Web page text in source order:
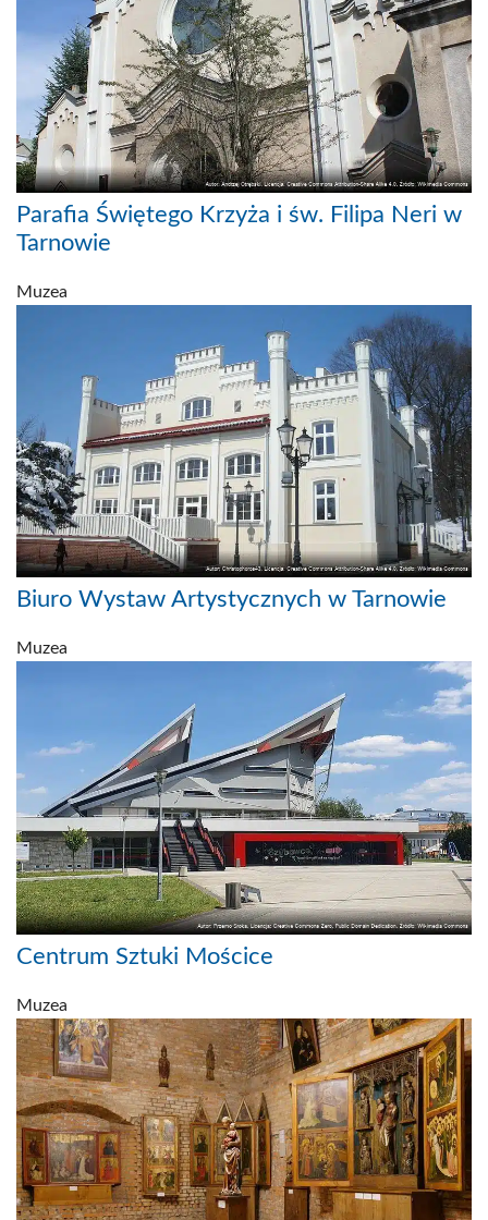
Parafia Świętego Krzyża i św. Filipa Neri w
Tarnowie
Muzea
Biuro Wystaw Artystycznych w Tarnowie
Muzea
Centrum Sztuki Mościce
Muzea